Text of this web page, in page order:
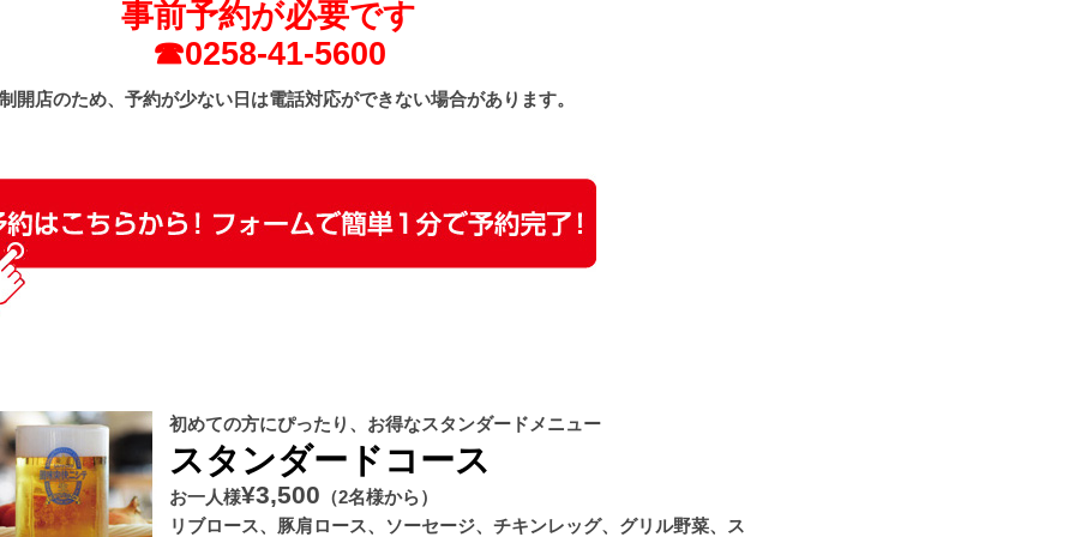
事前予約が必要です
☎0258-41-5600
開店のため、予約が少ない日は電話対応ができない場合があります。
初めての方にぴったり、お得なスタンダードメニュー
スタンダードコース
お一人様¥3,500 （2名様から）
リブロース、豚肩ロース、ソーセージ、チキンレッグ、グリル野菜、ス